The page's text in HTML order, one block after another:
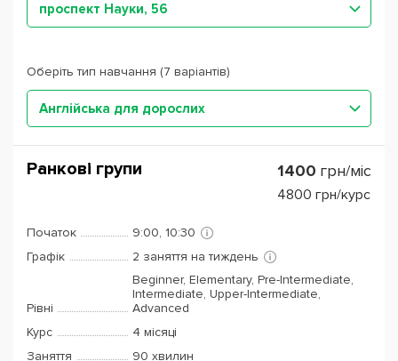
проспект Науки, 56
Оберіть тип навчання (7 варіантів)
Англійська для дорослих
Ранкові групи 1400 грн/міс
4800 грн/курс
Початок
9:00, 10:30
Графік
2 заняття на тиждень
Рівні
Beginner, Elementary, Pre-Intermediate,
Intermediate, Upper-Intermediate,
Advanced
Курс
4 місяці
Заняття
90 хвилин